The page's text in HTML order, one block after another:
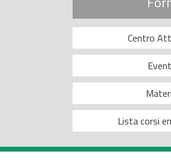
Centro
Lista corsi